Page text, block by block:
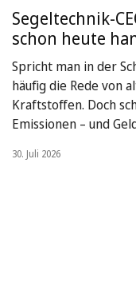
Segeltechnik-
schon heute
Spricht man in der
häufig die Rede von
Kraftstoffen. Doch
Emissionen – und
30. Juli 2026